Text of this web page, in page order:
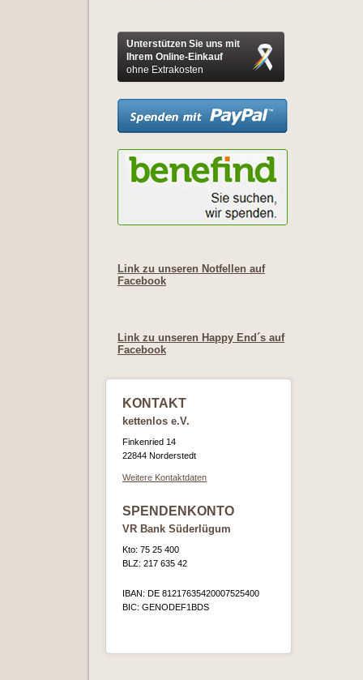
Unterstützen Sie uns mit
Ihrem Online-Einkauf
ohne Extrakosten
Link zu unseren Notfellen auf
Facebook
Link zu unseren Happy End´s auf
Facebook
KONTAKT
kettenlos e.V.
Finkenried 14
22844 Norderstedt
Weitere Kontaktdaten
SPENDENKONTO
VR Bank Süderlügum
Kto: 75 25 400
BLZ: 217 635 42
IBAN: DE 81217635420007525400
BIC: GENODEF1BDS